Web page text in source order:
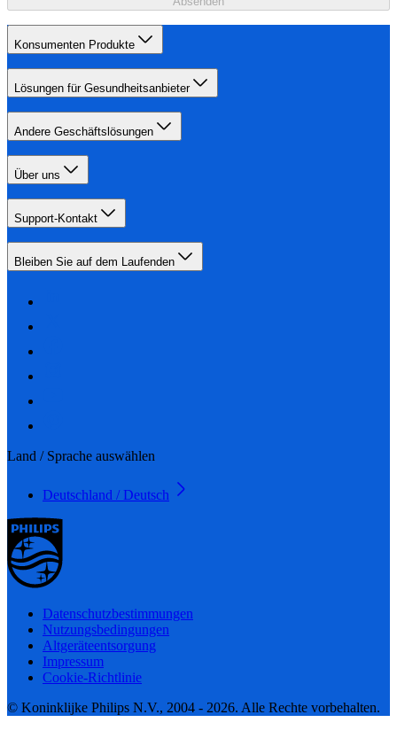
Konsumenten Produkte
Lösungen für Gesundheitsanbieter
Andere Geschäftslösungen
Über uns
Support-Kontakt
Bleiben Sie auf dem Laufenden
Land / Sprache auswählen
Deutschland / Deutsch
Datenschutzbestimmungen
Nutzungsbedingungen
Altgeräteentsorgung
Impressum
Cookie-Richtlinie
© Koninklijke Philips N.V., 2004 - 2026. Alle Rechte vorbehalten.